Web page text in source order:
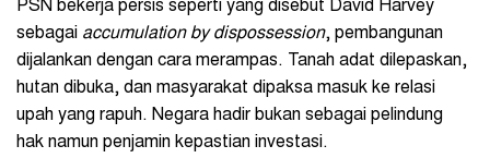
PSN bekerja persis seperti yang disebut David Harvey
sebagai accumulation by dispossession, pembangunan
dijalankan dengan cara merampas. Tanah adat dilepaskan,
hutan dibuka, dan masyarakat dipaksa masuk ke relasi
upah yang rapuh. Negara hadir bukan sebagai pelindung
hak namun penjamin kepastian investasi.